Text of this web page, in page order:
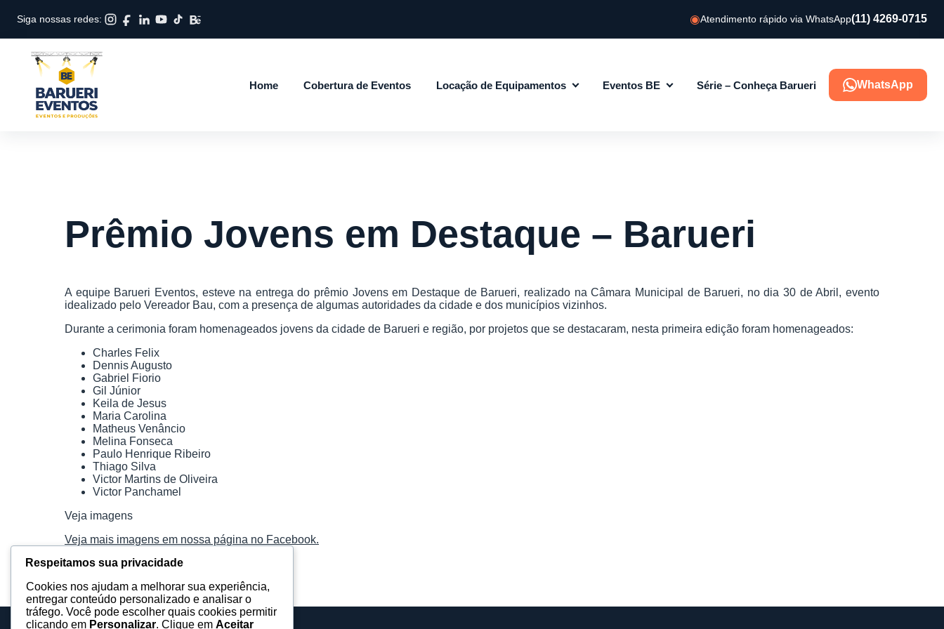
Siga nossas redes: Atendimento rápido via WhatsApp(11) 4269-0715
Home Cobertura de Eventos Locação de Equipamentos Eventos BE Série – Conheça Barueri WhatsApp
Prêmio Jovens em Destaque – Barueri
A equipe Barueri Eventos, esteve na entrega do prêmio Jovens em Destaque de Barueri, realizado na Câmara Municipal de Barueri, no dia 30 de Abril, evento
idealizado pelo Vereador Bau, com a presença de algumas autoridades da cidade e dos municípios vizinhos.
Durante a cerimonia foram homenageados jovens da cidade de Barueri e região, por projetos que se destacaram, nesta primeira edição foram homenageados:
Charles Felix
Dennis Augusto
Gabriel Fiorio
Gil Júnior
Keila de Jesus
Maria Carolina
Matheus Venâncio
Melina Fonseca
Paulo Henrique Ribeiro
Thiago Silva
Victor Martins de Oliveira
Victor Panchamel
Veja imagens
Veja mais imagens em nossa página no Facebook.
Respeitamos sua privacidade
Cookies nos ajudam a melhorar sua experiência,
entregar conteúdo personalizado e analisar o
tráfego. Você pode escolher quais cookies permitir
clicando em Personalizar. Clique em Aceitar